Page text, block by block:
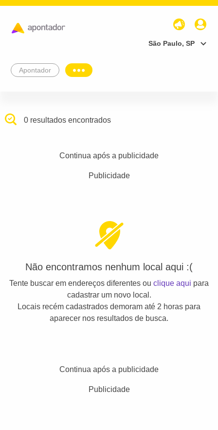
São Paulo, SP
Apontador
0 resultados encontrados
Continua após a publicidade
Publicidade
Não encontramos nenhum local aqui :(
Tente buscar em endereços diferentes ou clique aqui para
cadastrar um novo local.
Locais recém cadastrados demoram até 2 horas para
aparecer nos resultados de busca.
Continua após a publicidade
Publicidade